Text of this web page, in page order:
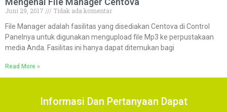
Juni 29, 2017
Tidak ada komentar
File Manager adalah fasilitas yang disediakan Centova di Control
Panelnya untuk digunakan mengupload file Mp3 ke perpustakaan
media Anda. Fasilitas ini hanya dapat ditemukan bagi
Read More »
Informasi Dan Pertanyaan Dapat